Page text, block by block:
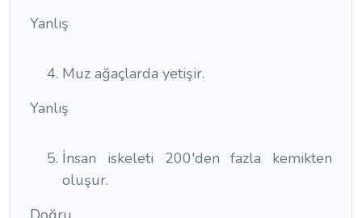
Yanlış
Muz ağaçlarda yetişir.
Yanlış
İnsan iskeleti 200'den fazla kemikten
oluşur.